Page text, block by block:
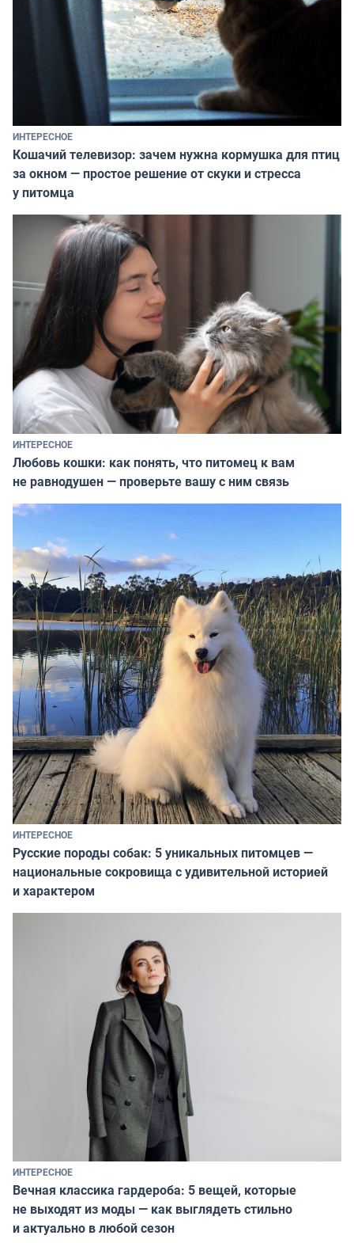
ИНТЕРЕСНОЕ
Кошачий телевизор: зачем нужна кормушка для птиц
за окном — простое решение от скуки и стресса
у питомца
ИНТЕРЕСНОЕ
Любовь кошки: как понять, что питомец к вам
не равнодушен — проверьте вашу с ним связь
ИНТЕРЕСНОЕ
Русские породы собак: 5 уникальных питомцев —
национальные сокровища с удивительной историей
и характером
ИНТЕРЕСНОЕ
Вечная классика гардероба: 5 вещей, которые
не выходят из моды — как выглядеть стильно
и актуально в любой сезон